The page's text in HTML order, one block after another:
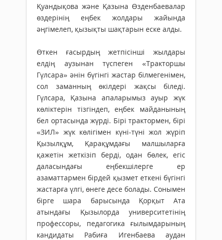
Қуандықова және Қазына Өзденбаевалар
өздерінің еңбек жолдары жайында
әңгімелеп, қызықты шақтарын еске алды.
Өткен ғасырдың жетпісінші жылдары
елдің аузынан түспеген «Тракторшы
Гүлсара» әнін бүгінгі жастар білмегенімен,
сол заманның өкілдері жақсы біледі.
Гүлсара, Қазына апаларымыз ауыр жүк
көліктерін тізгіндеп, еңбек майданының
бел ортасында жүрді. Бірі трактормен, бірі
«ЗИЛ» жүк көлігімен күні-түні жол жүріп
Қызылқұм, Қарақұмдағы малшыларға
қажетін жеткізіп берді, одан бөлек, егіс
даласындағы еңбекшілерге ер
азаматтармен бірдей қызмет еткені бүгінгі
жастарға үлгі, өнеге десе болады. Сонымен
бірге шара барысында Қорқыт Ата
атындағы Қызылорда университетінің
профессоры, педагогика ғылымдарының
кандидаты Рабиға Игенбаева аудан